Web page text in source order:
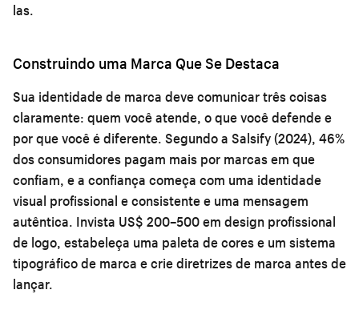
las.
Construindo uma Marca Que Se Destaca
Sua identidade de marca deve comunicar três coisas
claramente: quem você atende, o que você defende e
por que você é diferente. Segundo a Salsify (2024), 46%
dos consumidores pagam mais por marcas em que
confiam, e a confiança começa com uma identidade
visual profissional e consistente e uma mensagem
autêntica. Invista US$ 200–500 em design profissional
de logo, estabeleça uma paleta de cores e um sistema
tipográfico de marca e crie diretrizes de marca antes de
lançar.